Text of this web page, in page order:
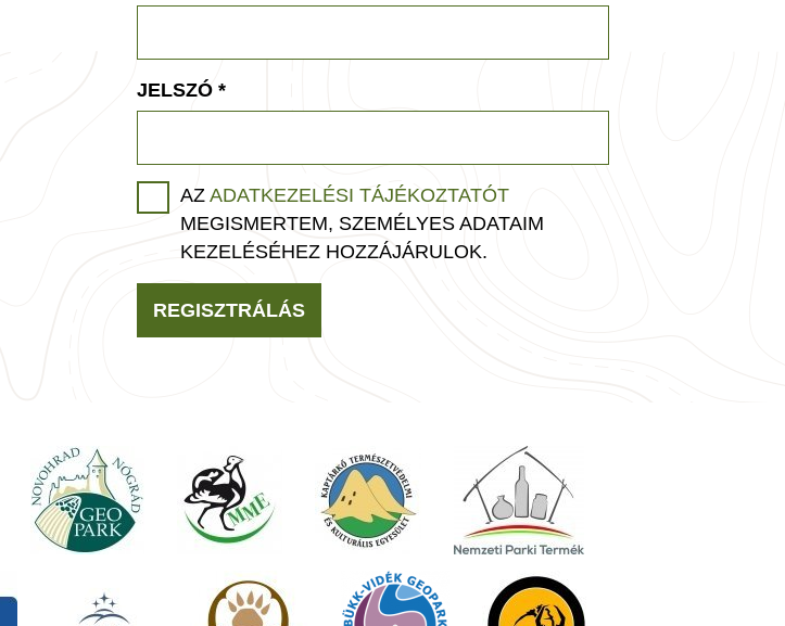
JELSZÓ *
AZ ADATKEZELÉSI TÁJÉKOZTATÓT
MEGISMERTEM, SZEMÉLYES ADATAIM
KEZELÉSÉHEZ HOZZÁJÁRULOK.
REGISZTRÁLÁS